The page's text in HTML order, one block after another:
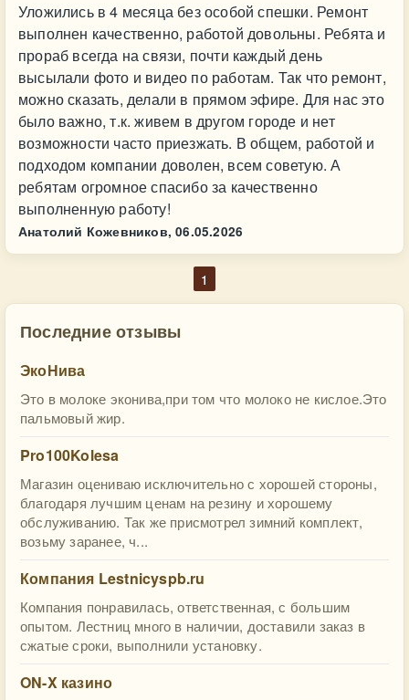
Уложились в 4 месяца без особой спешки. Ремонт
выполнен качественно, работой довольны. Ребята и
прораб всегда на связи, почти каждый день
высылали фото и видео по работам. Так что ремонт,
можно сказать, делали в прямом эфире. Для нас это
было важно, т.к. живем в другом городе и нет
возможности часто приезжать. В общем, работой и
подходом компании доволен, всем советую. А
ребятам огромное спасибо за качественно
выполненную работу!
Анатолий Кожевников, 06.05.2026
1
Последние отзывы
ЭкоНива
Это в молоке эконива,при том что молоко не кислое.Это
пальмовый жир.
Pro100Kolesa
Магазин оцениваю исключительно с хорошей стороны,
благодаря лучшим ценам на резину и хорошему
обслуживанию. Так же присмотрел зимний комплект,
возьму заранее, ч...
Компания Lestnicyspb.ru
Компания понравилась, ответственная, с большим
опытом. Лестниц много в наличии, доставили заказ в
сжатые сроки, выполнили установку.
ON-X казино